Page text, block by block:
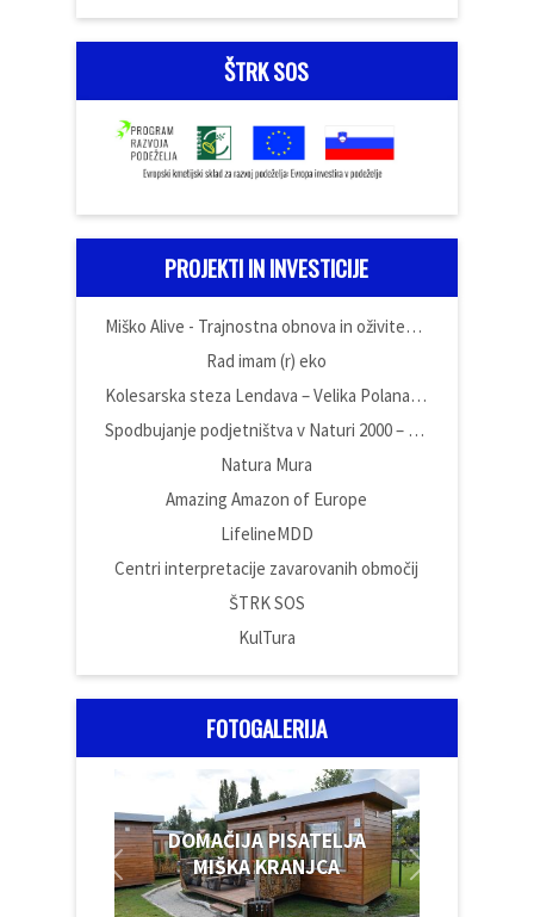
ŠTRK SOS
PROJEKTI IN INVESTICIJE
Miško Alive - Trajnostna obnova in oživitev domačije Miška Kranjca
Rad imam (r) eko
Kolesarska steza Lendava – Velika Polana – Črenšovci
Spodbujanje podjetništva v Naturi 2000 – Poslovna cona Vüdina
Natura Mura
Amazing Amazon of Europe
LifelineMDD
Centri interpretacije zavarovanih območij
ŠTRK SOS
KulTura
FOTOGALERIJA
DOMAČIJA PISATELJA
MIŠKA KRANJCA